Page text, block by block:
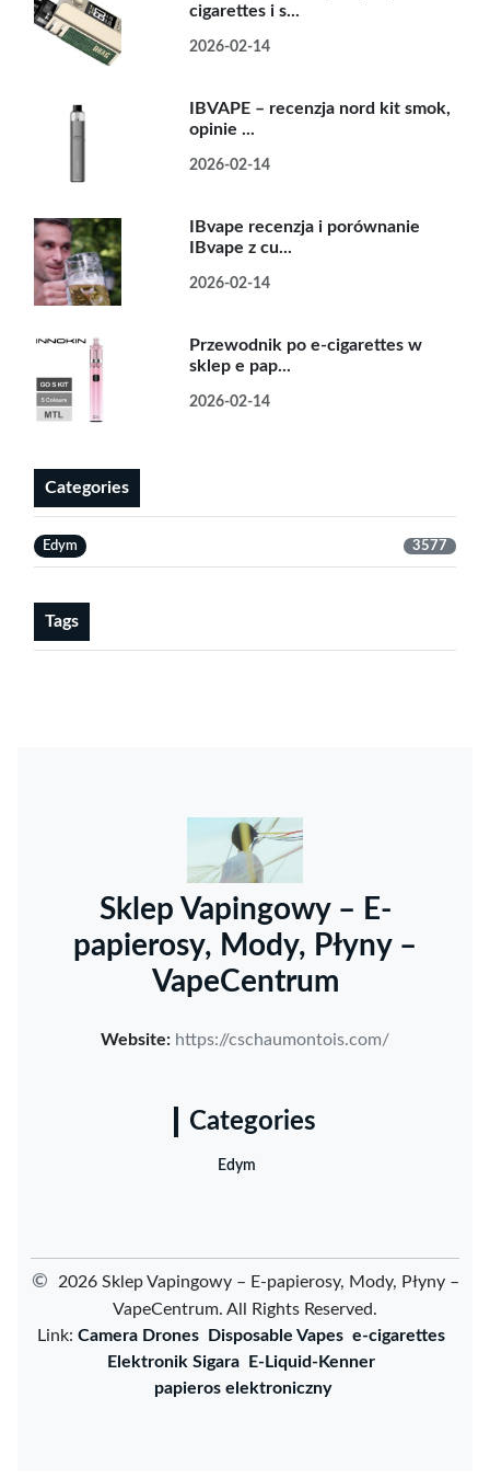
cigarettes i s...
2026-02-14
IBVAPE – recenzja nord kit smok,
opinie ...
2026-02-14
IBvape recenzja i porównanie
IBvape z cu...
2026-02-14
Przewodnik po e-cigarettes w
sklep e pap...
2026-02-14
Categories
Edym 3577
Tags
Sklep Vapingowy – E-
papierosy, Mody, Płyny –
VapeCentrum
Website: https://cschaumontois.com/
Categories
Edym
©
2026 Sklep Vapingowy – E-papierosy, Mody, Płyny –
VapeCentrum. All Rights Reserved.
Link: Camera Drones Disposable Vapes e-cigarettes
Elektronik Sigara
E-Liquid-Kenner
papieros elektroniczny